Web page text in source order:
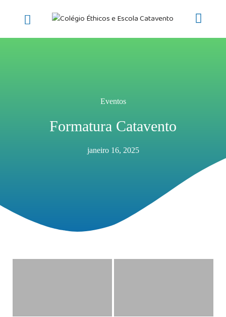
para
Eventos
Formatura Catavento
janeiro 16, 2025